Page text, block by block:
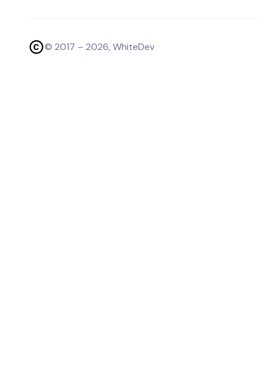
© 2017 – 2026, WhiteDev